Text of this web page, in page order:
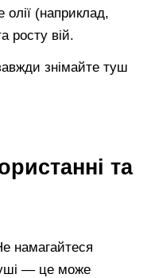
олії (наприклад,
росту вій.
знімайте туш
та
намагайтеся
— це може